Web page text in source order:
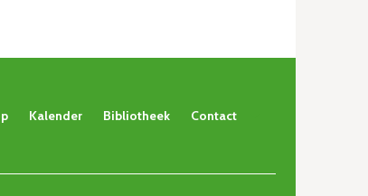
Kalender Bibliotheek Contact